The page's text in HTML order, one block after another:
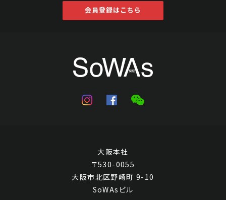
会員登録はこちら
大阪本社
〒530-0055
大阪市北区野崎町 9-10
SoWAsビル